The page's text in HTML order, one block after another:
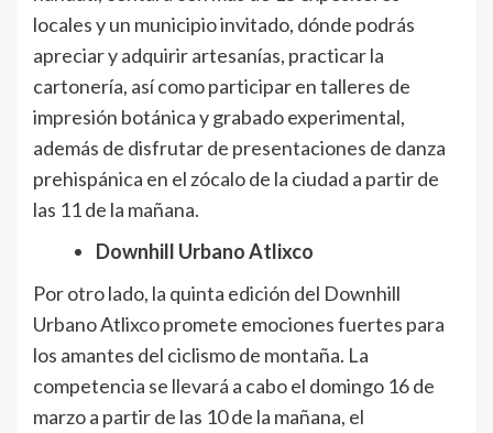
locales y un municipio invitado, dónde podrás
apreciar y adquirir artesanías, practicar la
cartonería, así como participar en talleres de
impresión botánica y grabado experimental,
además de disfrutar de presentaciones de danza
prehispánica en el zócalo de la ciudad a partir de
las 11 de la mañana.
Downhill Urbano Atlixco
Por otro lado, la quinta edición del Downhill
Urbano Atlixco promete emociones fuertes para
los amantes del ciclismo de montaña. La
competencia se llevará a cabo el domingo 16 de
marzo a partir de las 10 de la mañana, el